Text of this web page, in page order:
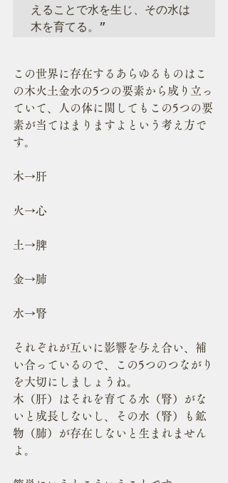
えることで水を生じ、その水は
木を育てる。”
この世界に存在するあらゆるものはこ
の木火土金水の5つの要素から成り立っ
ていて、人の体に関してもこの5つの要
素が当てはまりますよという考え方で
す。
木→肝
火→心
土→脾
金→肺
水→腎
それぞれが互いに影響を与え合い、補
い合っているので、この5つのつながり
を大切にしましょうね。
木（肝）はそれを育てる水（腎）がな
いと成長しないし、その水（腎）も鉱
物（肺）が存在しないと生まれません
よ。